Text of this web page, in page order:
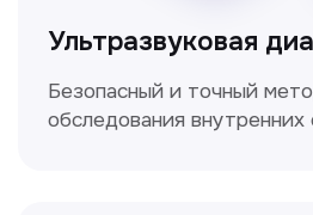
Электрокардиография
Простой и безболезненный метод
для оценки работы сердца.